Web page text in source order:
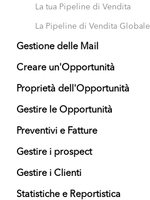
La tua Pipeline di Vendita
La Pipeline di Vendita Globale
Gestione delle Mail
Creare un'Opportunità
Proprietà dell'Opportunità
Gestire le Opportunità
Preventivi e Fatture
Gestire i prospect
Gestire i Clienti
Statistiche e Reportistica